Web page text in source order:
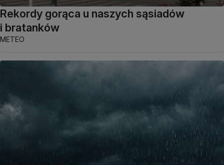
Rekordy gorąca u naszych sąsiadów
i bratanków
METEO